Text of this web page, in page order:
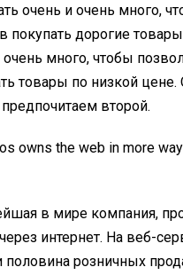
очень и очень много,
покупать дорогие
очень много, чтобы
товары по низкой цене.
второй.
owns the web in more
в мире компания,
интернет. На веб-
половина розничных